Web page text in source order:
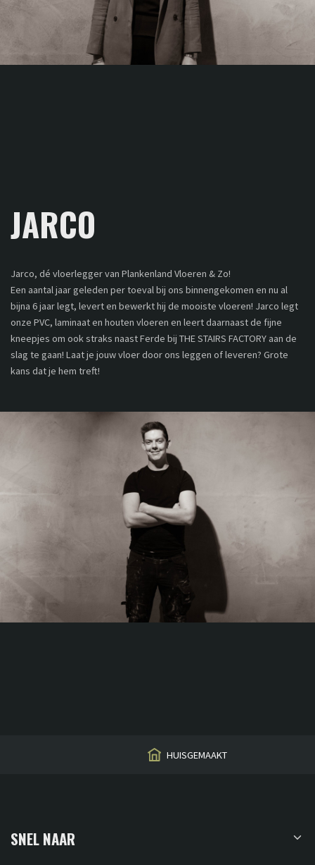
JARCO
Jarco, dé vloerlegger van Plankenland Vloeren & Zo!
Een aantal jaar geleden per toeval bij ons binnengekomen en nu al
bijna 6 jaar legt, levert en bewerkt hij de mooiste vloeren! Jarco legt
onze PVC, laminaat en houten vloeren en leert daarnaast de fijne
kneepjes om ook straks naast Ferde bij THE STAIRS FACTORY aan de
slag te gaan! Laat je jouw vloer door ons leggen of leveren? Grote
kans dat je hem treft!
HUISGEMAAKT
SNEL NAAR